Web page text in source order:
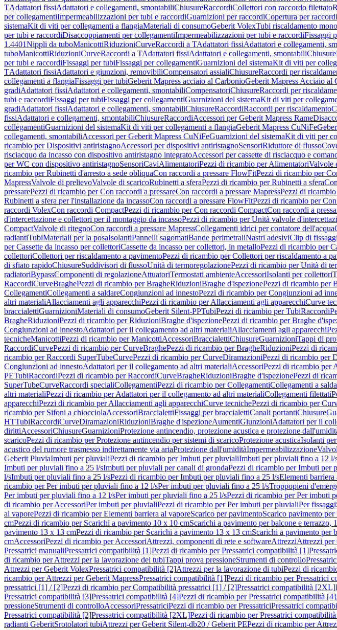
TAdattatori fissiAdattatori e collegamenti, smontabiliChiusureRaccordiCollettori con raccordo filettato
per collegamentiImpermeabilizzazioni per tubi e raccordiGuarnizioni per raccordiCopertura per raccordi
sistemaKit di viti per collegamenti a flangiaMateriali di consumoGeberit VolexTubi riscaldamento
per tubi e raccordiDisaccoppiamenti per collegamentiImpermeabilizzazioni per tubi e raccordiFissaggi
1.4401Nippli da tuboManicottiRiduzioniCurveRaccordi a TAdattatori fissiAdattatori e collegamenti,
tuboManicottiRiduzioniCurveRaccordi a TAdattatori fissiAdattatori e collegamenti, smontabiliChiusure
per tubi e raccordiFissaggi per tubiFissaggi per collegamentiGuarnizioni del sistemaKit di viti per
TAdattatori fissiAdattatori e giunzioni, removibiliCompensatori assialiChiusureRaccordi per
collegamenti a flangiaFissaggi per tubiGeberit Mapress acciaio al CarbonioGeberit Mapress Acciaio al
gradiAdattatori fissiAdattatori e collegamenti, smontabiliCompensatoriChiusureRaccordi per
tubi e raccordiFissaggi per tubiFissaggi per collegamentiGuarnizioni del sistemaKit di viti per
gradiAdattatori fissiAdattatori e collegamenti, smontabiliChiusureRaccordiRaccordi per riscaldamento
fissiAdattatori e collegamenti, smontabiliChiusureRaccordiAccessori per Geberit Mapress Rame
collegamentiGuarnizioni del sistemaKit di viti per collegamenti a flangiaGeberit Mapress CuNiFe
collegamenti, smontabiliAccessori per Geberit Mapress CuNiFeGuarnizioni del sistemaKit di viti per
ricambio per Dispositivi antiristagnoAccessori per dispositivi antiristagnoSensoriRiduttore di flusso
risciacquo da incasso con dispositivo antiristagno integratoAccessori per cassette di risciacquo e
per WC con dispositivo antiristagnoSensoriCaviAlimentatoriPezzi di ricambio per AlimentatoriValvole
ricambio per Rubinetti d'arresto a sede obliquaCon raccordi a pressare FlowFitPezzi di ricambio per
MapressValvole di prelievoValvole di scaricoRubinetti a sferaPezzi di ricambio per Rubinetti a sfera
pressarePezzi di ricambio per Con raccordi a pressareCon raccordi a pressare MapressPezzi di
Rubinetti a sfera per l'installazione da incassoCon raccordi a pressare FlowFitPezzi di ricambio per
raccordi VolexCon raccordi CompactPezzi di ricambio per Con raccordi CompactCon raccordi a
d'intercettazione e collettori per il montaggio da incassoPezzi di ricambio per Unità valvole
CompactValvole di ritegnoCon raccordi a pressare MapressCollegamenti idrici per contatore dell'acqua
radiantiTubiMateriali per la posaIsolantiPannelli sagomatiBande perimetraliNastri adesiviClip di
per Cassette da incasso per collettoriCassette da incasso per collettori, in metalloPezzi di ricambio per
collettoriCollettori per riscaldamento a pavimentoPezzi di ricambio per Collettori per riscaldamento a
di sfiato rapidoChiusureSuddivisori di flussoUnità di termoregolazionePezzi di ricambio per Unità di
radiatoriBypassComponenti di regolazioneAttuatoriTermostati ambienteAccessoriIsolanti per collettori
RaccordiCurveBraghePezzi di ricambio per BragheRiduzioniBraghe d'ispezionePezzi di ricambio per
CollegamentiCollegamenti a saldareCongiunzioni ad innestoPezzi di ricambio per Congiunzioni ad
altri materialiAllacciamenti agli apparecchiPezzi di ricambio per Allacciamenti agli apparecchiCurve
braccialettiGuarnizioniMateriali di consumoGeberit Silent-PPTubiPezzi di ricambio per TubiRaccordi
BragheRiduzioniPezzi di ricambio per RiduzioniBraghe d'ispezionePezzi di ricambio per Braghe
Congiunzioni ad innestoAdattatori per il collegamento ad altri materialiAllacciamenti agli apparecchi
tecnicheManicottiPezzi di ricambio per ManicottiAccessoriBraccialettiChiusureGuarnizioniTappi di
RaccordiCurvePezzi di ricambio per CurveBraghePezzi di ricambio per BragheRiduzioniPezzi di
ricambio per Raccordi SuperTubeCurvePezzi di ricambio per CurveDiramazioniPezzi di ricambio per
Congiunzioni ad innestoAdattatori per il collegamento ad altri materialiAccessoriPezzi di ricambio per
PETubiRaccordiPezzi di ricambio per RaccordiCurveBragheRiduzioniBraghe d'ispezionePezzi di
SuperTubeCurveRaccordi specialiCollegamentiPezzi di ricambio per CollegamentiCollegamenti a
altri materialiPezzi di ricambio per Adattatori per il collegamento ad altri materialiCollegamenti filettati
apparecchiPezzi di ricambio per Allacciamenti agli apparecchiCurve tecnichePezzi di ricambio per
ricambio per Sifoni a chiocciolaAccessoriBraccialettiFissaggi per braccialettiCanali portantiChiusure
HTTubiRaccordiCurveDiramazioniRiduzioniBraghe d'ispezioneAumentiGiunzioniAdattatori per il
dirittiAccessoriChiusureGuarnizioniProtezione antincendio, protezione acustica e protezione
scaricoPezzi di ricambio per Protezione antincendio per sistemi di scaricoProtezione acusticaIsolanti
acustico del rumore trasmesso indirettamente via ariaProtezione dall'umiditàImpermeabilizzazione
Geberit PluviaImbuti per pluvialiPezzi di ricambio per Imbuti per pluvialiImbuti per pluviali fino a 12 l/
Imbuti per pluviali fino a 25 l/sImbuti per pluviali per canali di grondaPezzi di ricambio per Imbuti per
l/sImbuti per pluviali fino a 25 l/sPezzi di ricambio per Imbuti per pluviali fino a 25 l/sElementi barriera
ricambio per Per imbuti per pluviali fino a 12 l/sPer imbuti per pluviali fino a 25 l/sTroppopieni
Per imbuti per pluviali fino a 12 l/sPer imbuti per pluviali fino a 25 l/sPezzi di ricambio per Per imbuti
di ricambio per AccessoriPer imbuti per pluvialiPezzi di ricambio per Per imbuti per pluvialiPer fissaggi
al vaporePezzi di ricambio per Elementi barriera al vaporeScarico per pavimentoScarico pavimento per
cmPezzi di ricambio per Scarichi a pavimento 10 x 10 cmScarichi a pavimento per balcone e terrazzo,
pavimento 13 x 13 cmPezzi di ricambio per Scarichi a pavimento 13 x 13 cmScarichi a pavimento per
cmAccessoriPezzi di ricambio per AccessoriAttrezzi, componenti di rete e softwareAttrezziAttrezzi
Pressatrici manualiPressatrici compatibilità [1]Pezzi di ricambio per Pressatrici compatibilità [1]
di ricambio per Attrezzi per la lavorazione dei tubiTappi prova pressioneStrumenti di controllo
Attrezzi per Geberit VolexPressatrici compatibilità [2]Attrezzi per la lavorazione di tubiPezzi di
ricambio per Attrezzi per Geberit MapressPressatrici compatibilità [1]Pezzi di ricambio per Pressatrici
pressatrici [1] / [2]Pezzi di ricambio per Compatibilità pressatrici [1] / [2]Pressatrici compatibilità [2XL]
Pressatrici compatibilità [3]Pressatrici compatibilità [4]Pezzi di ricambio per Pressatrici compatibilità [4]
pressioneStrumenti di controlloAccessoriPressatriciPezzi di ricambio per PressatriciPressatrici
Pressatrici compatibilità [2]Pressatrici compatibilità [2XL]Pezzi di ricambio per Pressatrici
radianti GeberitSrotolatori tubiAttrezzi per Geberit Silent-db20 / Geberit PEPezzi di ricambio per